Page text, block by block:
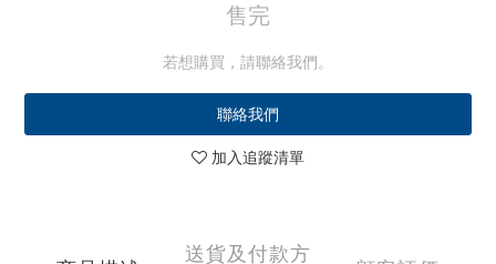
售完
若想購買，請聯絡我們。
聯絡我們
加入追蹤清單
送貨及付款方